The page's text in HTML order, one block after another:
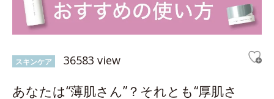
スキンケア 36583 view
あなたは“薄肌さん”？それとも“厚肌さ